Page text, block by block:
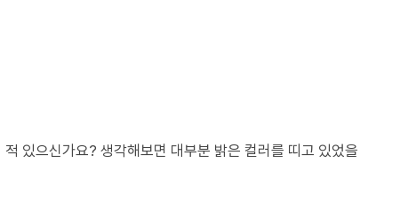
있으신가요? 생각해보면 대부분 밝은 컬러를 띠고 있었을